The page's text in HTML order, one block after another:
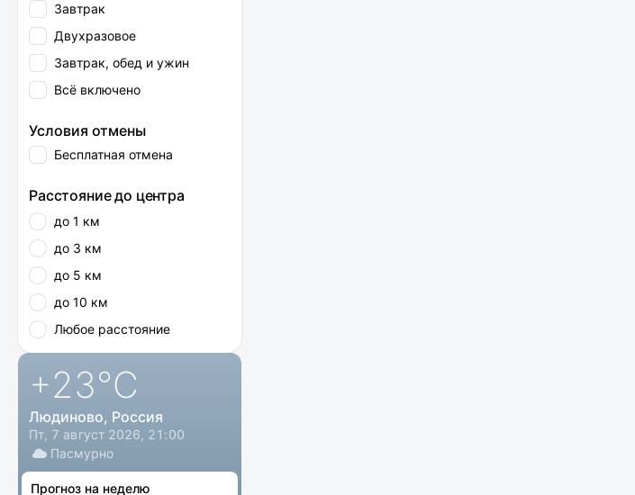
Завтрак
Двухразовое
Завтрак, обед и ужин
Всё включено
Условия отмены
Бесплатная отмена
Расстояние до центра
до 1 км
до 3 км
до 5 км
до 10 км
Любое расстояние
+23°C
Людиново, Россия
Пт, 7 август 2026, 21:00
Пасмурно
Прогноз на неделю